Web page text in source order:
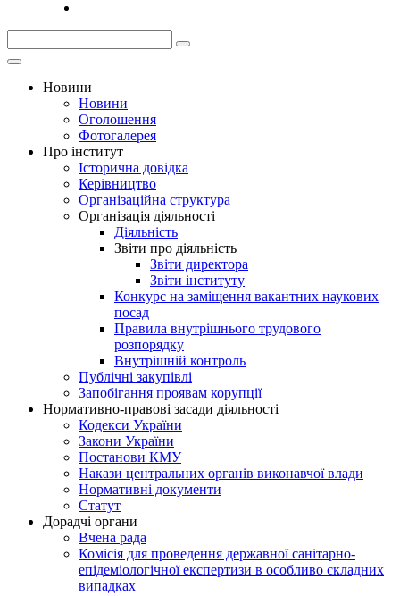
Новини
Новини
Оголошення
Фотогалерея
Про інститут
Історична довідка
Керівництво
Організаційна структура
Організація діяльності
Діяльність
Звіти про діяльність
Звіти директора
Звіти інституту
Конкурс на заміщення вакантних наукових
посад
Правила внутрішнього трудового
розпорядку
Внутрішній контроль
Публічні закупівлі
Запобігання проявам корупції
Нормативно-правові засади діяльності
Кодекси України
Закони України
Постанови КМУ
Накази центральних органів виконавчої влади
Нормативні документи
Статут
Дорадчі органи
Вчена рада
Комісія для проведення державної санітарно-
епідеміологічної експертизи в особливо складних
випадках